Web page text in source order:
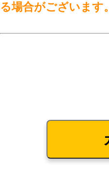
る場合がございます。